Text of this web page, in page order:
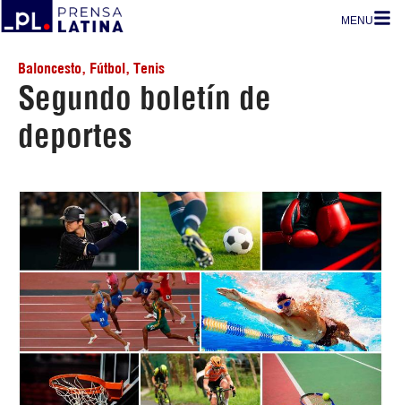
MENU
Baloncesto, Fútbol, Tenis
Segundo boletín de
deportes